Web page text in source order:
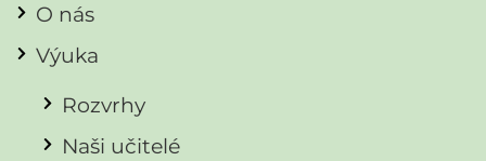
O nás
Výuka
Rozvrhy
Naši učitelé